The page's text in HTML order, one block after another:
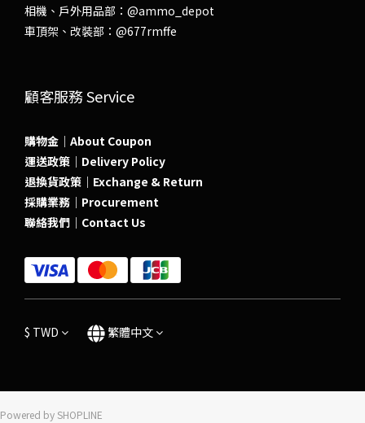
相機、戶外用品部： @ammo_depot
車頂架、改裝部： @677rmffe
顧客服務 Service
購物金｜About Coupon
運送政策｜Delivery Policy
退換貨政策｜Exchange & Return
採購業務｜Procurement
聯絡我們｜Contact Us
$ TWD 繁體中文
Powered by SHOPLINE